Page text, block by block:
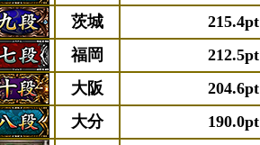
茨城
215.4pt
福岡
212.5pt
大阪
204.6pt
大分
190.0pt